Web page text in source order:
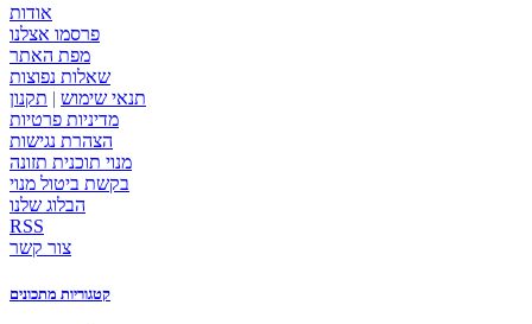
אודות
פרסמו אצלנו
מפת האתר
שאלות נפוצות
תנאי שימוש | תקנון
מדיניות פרטיות
הצהרת נגישות
מנוי תוכנית תזונה
בקשת ביטול מנוי
הבלוג שלנו
RSS
צור קשר
קטגוריות מתכונים